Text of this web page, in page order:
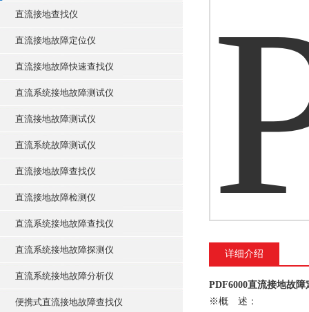
直流接地查找仪
直流接地故障定位仪
直流接地故障快速查找仪
直流系统接地故障测试仪
直流接地故障测试仪
直流系统故障测试仪
直流接地故障查找仪
直流接地故障检测仪
直流系统接地故障查找仪
直流系统接地故障探测仪
直流系统接地故障分析仪
便携式直流接地故障查找仪
详细介绍
PDF6000直流接地故障
※概 述：